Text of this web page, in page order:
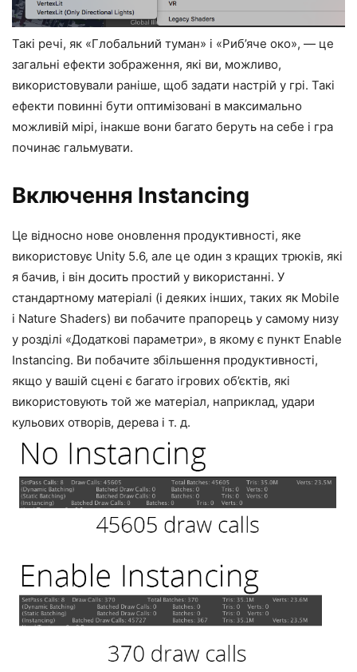
Такі речі, як «Глобальний туман» і «Риб’яче око», — це
загальні ефекти зображення, які ви, можливо,
використовували раніше, щоб задати настрій у грі. Такі
ефекти повинні бути оптимізовані в максимально
можливій мірі, інакше вони багато беруть на себе і гра
починає гальмувати.
Включення Instancing
Це відносно нове оновлення продуктивності, яке
використовує Unity 5.6, але це один з кращих трюків, які
я бачив, і він досить простий у використанні. У
стандартному матеріалі (і деяких інших, таких як Mobile
і Nature Shaders) ви побачите прапорець у самому низу
у розділі «Додаткові параметри», в якому є пункт Enable
Instancing. Ви побачите збільшення продуктивності,
якщо у вашій сцені є багато ігрових об’єктів, які
використовують той же матеріал, наприклад, удари
кульових отворів, дерева і т. д.